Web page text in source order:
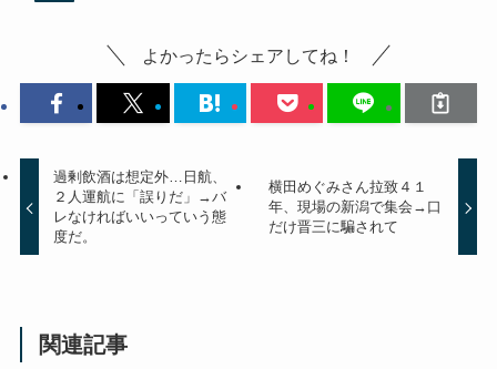
よかったらシェアしてね！
過剰飲酒は想定外…日航、
２人運航に「誤りだ」→バ
レなければいいっていう態
度だ。
横田めぐみさん拉致４１
年、現場の新潟で集会→口
だけ晋三に騙されて
関連記事